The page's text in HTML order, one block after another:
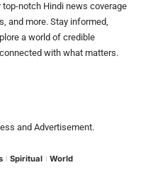
notch Hindi news coverage
and more. Stay informed,
a world of credible
with what matters.
and Advertisement.
Spiritual World